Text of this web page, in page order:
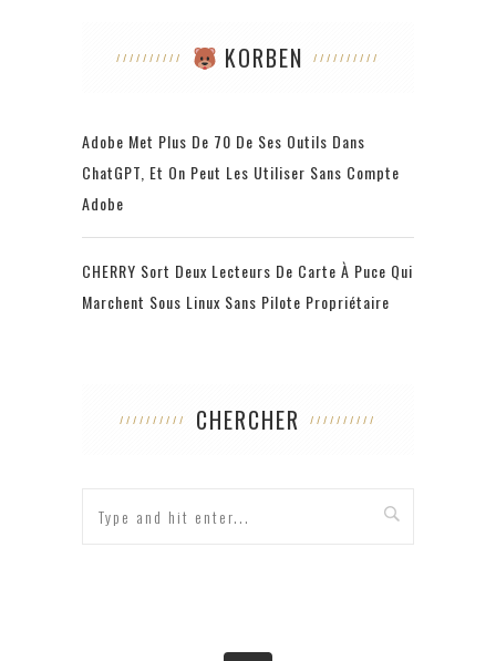
KORBEN
Adobe Met Plus De 70 De Ses Outils Dans
ChatGPT, Et On Peut Les Utiliser Sans Compte
Adobe
CHERRY Sort Deux Lecteurs De Carte À Puce Qui
Marchent Sous Linux Sans Pilote Propriétaire
CHERCHER